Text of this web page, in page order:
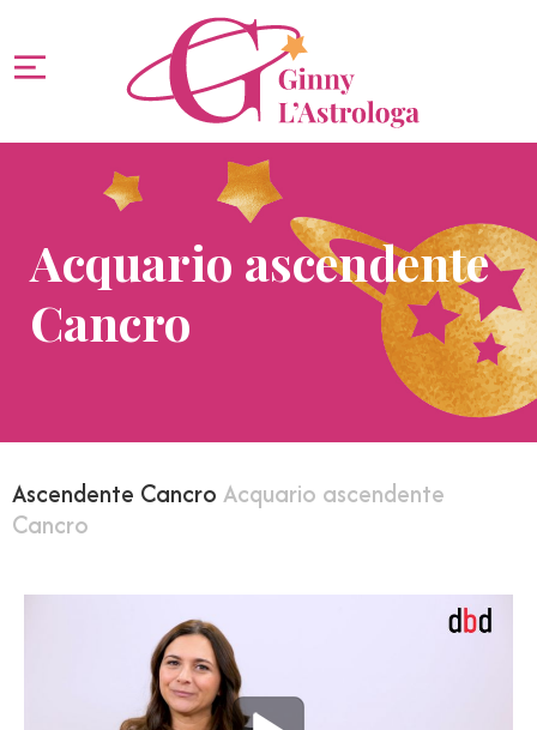
Acquario ascendente
Cancro
Ascendente Cancro Acquario ascendente
Cancro